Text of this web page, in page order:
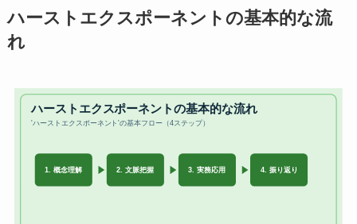
ハーストエクスポーネントの基本的な流
れ